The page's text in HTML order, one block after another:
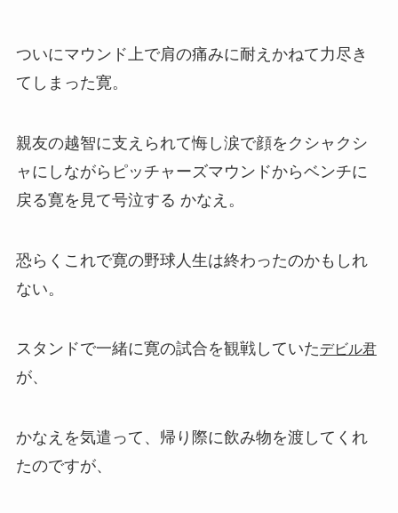
ついにマウンド上で肩の痛みに耐えかねて力尽き
てしまった寛。
親友の越智に支えられて悔し涙で顔をクシャクシ
ャにしながらピッチャーズマウンドからベンチに
戻る寛を見て号泣する かなえ。
恐らくこれで寛の野球人生は終わったのかもしれ
ない。
スタンドで一緒に寛の試合を観戦していたデビル君
が、
かなえを気遣って、帰り際に飲み物を渡してくれ
たのですが、